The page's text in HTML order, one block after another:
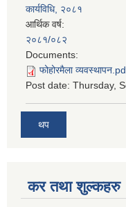
कार्यविधि, २०८१
आर्थिक वर्ष:
२०८१/०८२
Documents:
फोहोरमैला
Post date: Thursday,
थप
कर तथा शुल्कहरु